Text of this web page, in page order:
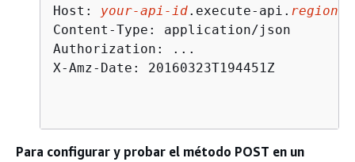
Host: your-api-id.execute-api. region
Content-Type: application/json
Authorization: ...
X-Amz-Date: 20160323T194451Z
Para configurar y probar el método POST en un